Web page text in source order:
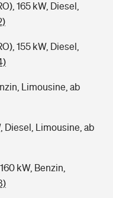
165 kW, Diesel,
155 kW, Diesel,
Limousine, ab
Diesel, Limousine, ab
kW, Benzin,